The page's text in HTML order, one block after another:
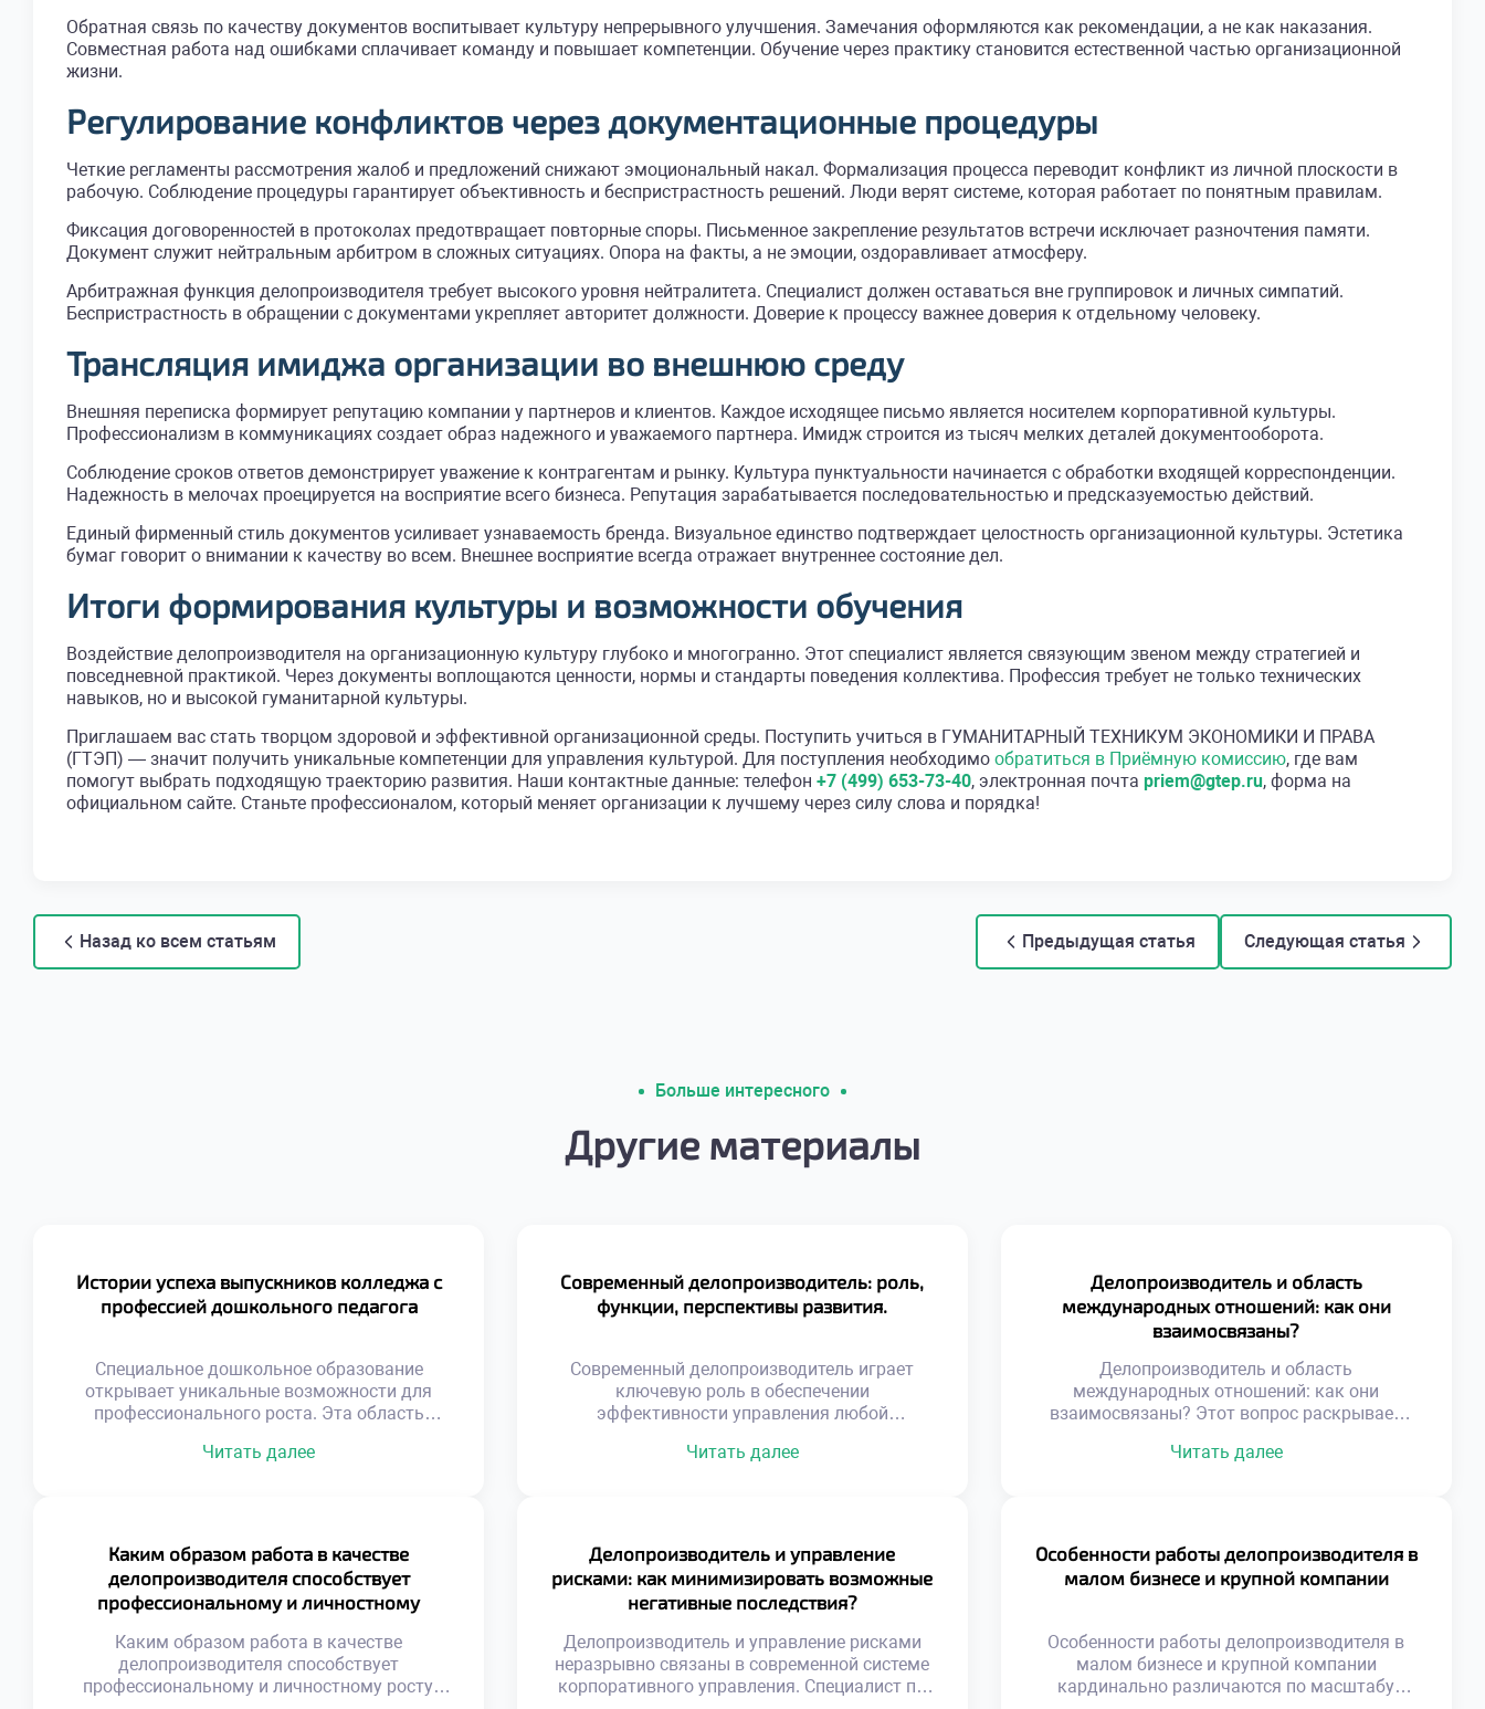
Обратная связь по качеству документов воспитывает культуру непрерывного улучшения. Замечания оформляются как рекомендации, а не как наказания.
Совместная работа над ошибками сплачивает команду и повышает компетенции. Обучение через практику становится естественной частью организационной
жизни.
Регулирование конфликтов через документационные процедуры
Четкие регламенты рассмотрения жалоб и предложений снижают эмоциональный накал. Формализация процесса переводит конфликт из личной плоскости в
рабочую. Соблюдение процедуры гарантирует объективность и беспристрастность решений. Люди верят системе, которая работает по понятным правилам.
Фиксация договоренностей в протоколах предотвращает повторные споры. Письменное закрепление результатов встречи исключает разночтения памяти.
Документ служит нейтральным арбитром в сложных ситуациях. Опора на факты, а не эмоции, оздоравливает атмосферу.
Арбитражная функция делопроизводителя требует высокого уровня нейтралитета. Специалист должен оставаться вне группировок и личных симпатий.
Беспристрастность в обращении с документами укрепляет авторитет должности. Доверие к процессу важнее доверия к отдельному человеку.
Трансляция имиджа организации во внешнюю среду
Внешняя переписка формирует репутацию компании у партнеров и клиентов. Каждое исходящее письмо является носителем корпоративной культуры.
Профессионализм в коммуникациях создает образ надежного и уважаемого партнера. Имидж строится из тысяч мелких деталей документооборота.
Соблюдение сроков ответов демонстрирует уважение к контрагентам и рынку. Культура пунктуальности начинается с обработки входящей корреспонденции.
Надежность в мелочах проецируется на восприятие всего бизнеса. Репутация зарабатывается последовательностью и предсказуемостью действий.
Единый фирменный стиль документов усиливает узнаваемость бренда. Визуальное единство подтверждает целостность организационной культуры. Эстетика
бумаг говорит о внимании к качеству во всем. Внешнее восприятие всегда отражает внутреннее состояние дел.
Итоги формирования культуры и возможности обучения
Воздействие делопроизводителя на организационную культуру глубоко и многогранно. Этот специалист является связующим звеном между стратегией и
повседневной практикой. Через документы воплощаются ценности, нормы и стандарты поведения коллектива. Профессия требует не только технических
навыков, но и высокой гуманитарной культуры.
Приглашаем вас стать творцом здоровой и эффективной организационной среды. Поступить учиться в ГУМАНИТАРНЫЙ ТЕХНИКУМ ЭКОНОМИКИ И ПРАВА
(ГТЭП) — значит получить уникальные компетенции для управления культурой. Для поступления необходимо обратиться в Приёмную комиссию, где вам
помогут выбрать подходящую траекторию развития. Наши контактные данные: телефон +7 (499) 653-73-40, электронная почта priem@gtep.ru, форма на
официальном сайте. Станьте профессионалом, который меняет организации к лучшему через силу слова и порядка!
Назад ко всем статьям Предыдущая статья Следующая статья
Больше интересного
Другие материалы
Истории успеха выпускников колледжа с
профессией дошкольного педагога
Специальное дошкольное образование
открывает уникальные возможности для
профессионального роста. Эта область
детям. Выпускники становятся настоящими
была востребованной и уважаемой в
обществе. Сегодня спрос на
квалифицированных специалистов только
возрастает. Родители ищут лучших
воспитателей для […]
Читать далее
Современный делопроизводитель: роль,
функции, перспективы развития.
Современный делопроизводитель играет
ключевую роль в обеспечении
эффективности управления любой
трансформировалась из технической
юридическую безопасность компании.
Именно от его компетенций зависит скорость
принятия решений и качество корпоративных
коммуникаций. Функционал документаведа
вышел далеко за рамки простой регистрации
бумаг и архивирования. Цифровизация […]
Читать далее
Делопроизводитель и область
международных отношений: как они
взаимосвязаны?
Делопроизводитель и область
международных отношений: как они
взаимосвязаны? Этот вопрос раскрывает
Документационное обеспечение
культурами делового общения. Грамотное
оформление бумаг гарантирует успех
трансграничных сделок. Понимание этой
международной коммуникации.
Международный документооборот
регулируется сложной системой норм.
Национальные правила часто […]
Читать далее
Каким образом работа в качестве
делопроизводителя способствует
профессиональному и личностному
Каким образом работа в качестве
делопроизводителя способствует
профессиональному и личностному росту,
Делопроизводитель и управление
рисками: как минимизировать возможные
негативные последствия?
Делопроизводитель и управление рисками
неразрывно связаны в современной системе
корпоративного управления. Специалист по
Особенности работы делопроизводителя в
малом бизнесе и крупной компании
Особенности работы делопроизводителя в
малом бизнесе и крупной компании
кардинально различаются по масштабу